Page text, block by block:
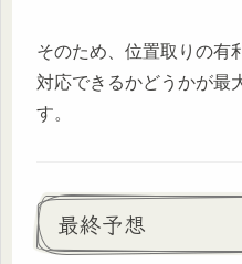
そのため、位置取りの有
対応できるかどうかが最
す。
最終予想